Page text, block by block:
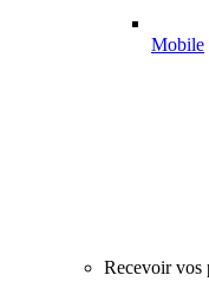
Mobile
Recevoir vos